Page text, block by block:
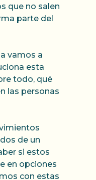
que no salen
parte del
vamos a
esta
todo, qué
las personas
de un
si estos
en opciones
con estas